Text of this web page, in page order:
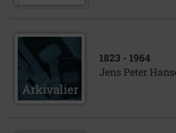
1823 - 1964
Jens Peter